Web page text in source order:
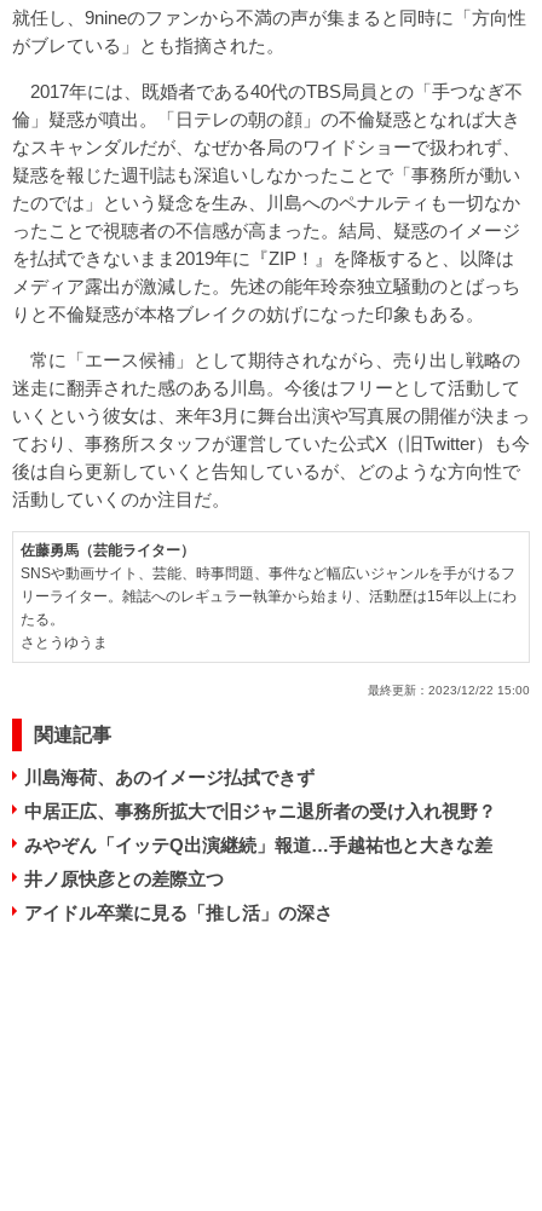
就任し、9nineのファンから不満の声が集まると同時に「方向性
がブレている」とも指摘された。
2017年には、既婚者である40代のTBS局員との「手つなぎ不
倫」疑惑が噴出。「日テレの朝の顔」の不倫疑惑となれば大き
なスキャンダルだが、なぜか各局のワイドショーで扱われず、
疑惑を報じた週刊誌も深追いしなかったことで「事務所が動い
たのでは」という疑念を生み、川島へのペナルティも一切なか
ったことで視聴者の不信感が高まった。結局、疑惑のイメージ
を払拭できないまま2019年に『ZIP！』を降板すると、以降は
メディア露出が激減した。先述の能年玲奈独立騒動のとばっち
りと不倫疑惑が本格ブレイクの妨げになった印象もある。
常に「エース候補」として期待されながら、売り出し戦略の
迷走に翻弄された感のある川島。今後はフリーとして活動して
いくという彼女は、来年3月に舞台出演や写真展の開催が決まっ
ており、事務所スタッフが運営していた公式X（旧Twitter）も今
後は自ら更新していくと告知しているが、どのような方向性で
活動していくのか注目だ。
佐藤勇馬（芸能ライター）
SNSや動画サイト、芸能、時事問題、事件など幅広いジャンルを手がけるフ
リーライター。雑誌へのレギュラー執筆から始まり、活動歴は15年以上にわ
たる。
さとうゆうま
最終更新： 2023/12/22 15:00
関連記事
川島海荷、あのイメージ払拭できず
中居正広、事務所拡大で旧ジャニ退所者の受け入れ視野？
みやぞん「イッテQ出演継続」報道…手越祐也と大きな差
井ノ原快彦との差際立つ
アイドル卒業に見る「推し活」の深さ